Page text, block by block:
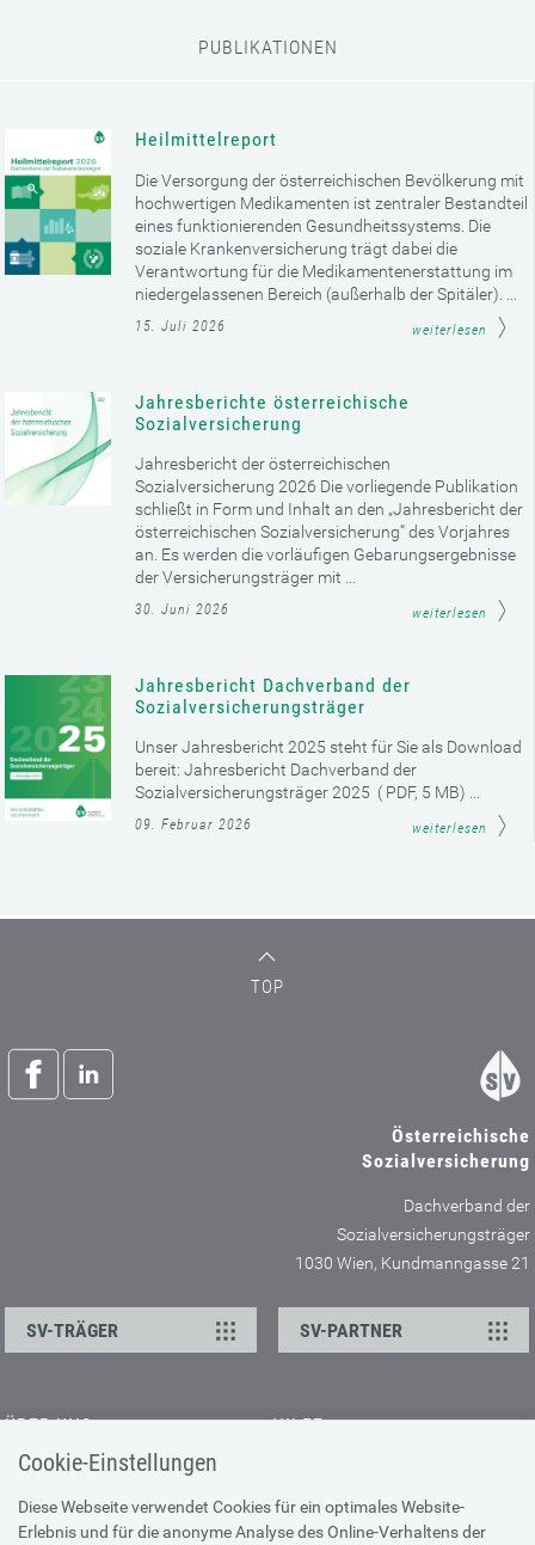
Cookie-Einstellungen
Diese Webseite verwendet Cookies für ein optimales Website-
Erlebnis und für die anonyme Analyse des Online-Verhaltens der
PUBLIKATIONEN
Heilmittelreport
Die Versorgung der österreichischen Bevölkerung mit
hochwertigen Medikamenten ist zentraler Bestandteil
eines funktionierenden Gesundheitssystems. Die
soziale Krankenversicherung trägt dabei die
Verantwortung für die Medikamentenerstattung im
niedergelassenen Bereich (außerhalb der Spitäler). ...
15. Juli 2026 weiterlesen
Jahresberichte österreichische
Sozialversicherung
Jahresbericht der österreichischen
Sozialversicherung 2026 Die vorliegende Publikation
schließt in Form und Inhalt an den „Jahresbericht der
österreichischen Sozialversicherung“ des Vorjahres
an. Es werden die vorläufigen Gebarungsergebnisse
der Versicherungsträger mit ...
30. Juni 2026 weiterlesen
Jahresbericht Dachverband der
Sozialversicherungsträger
Unser Jahresbericht 2025 steht für Sie als Download
bereit: Jahresbericht Dachverband der
Sozialversicherungsträger 2025 ( PDF, 5 MB) ...
09. Februar 2026 weiterlesen
TOP
Österreichische
Sozialversicherung
Dachverband der
Sozialversicherungsträger
1030 Wien, Kundmanngasse 21
SV-TRÄGER SV-PARTNER
ÜBER UNS
Kontakt
Offene Stellen
Presse
HILFE
Browser-Info & Sicherheit
Hilfe zur Suche